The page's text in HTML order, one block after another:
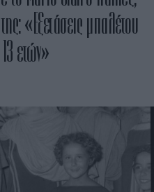
«Εξετάσεις μπαλέτου
ετών»